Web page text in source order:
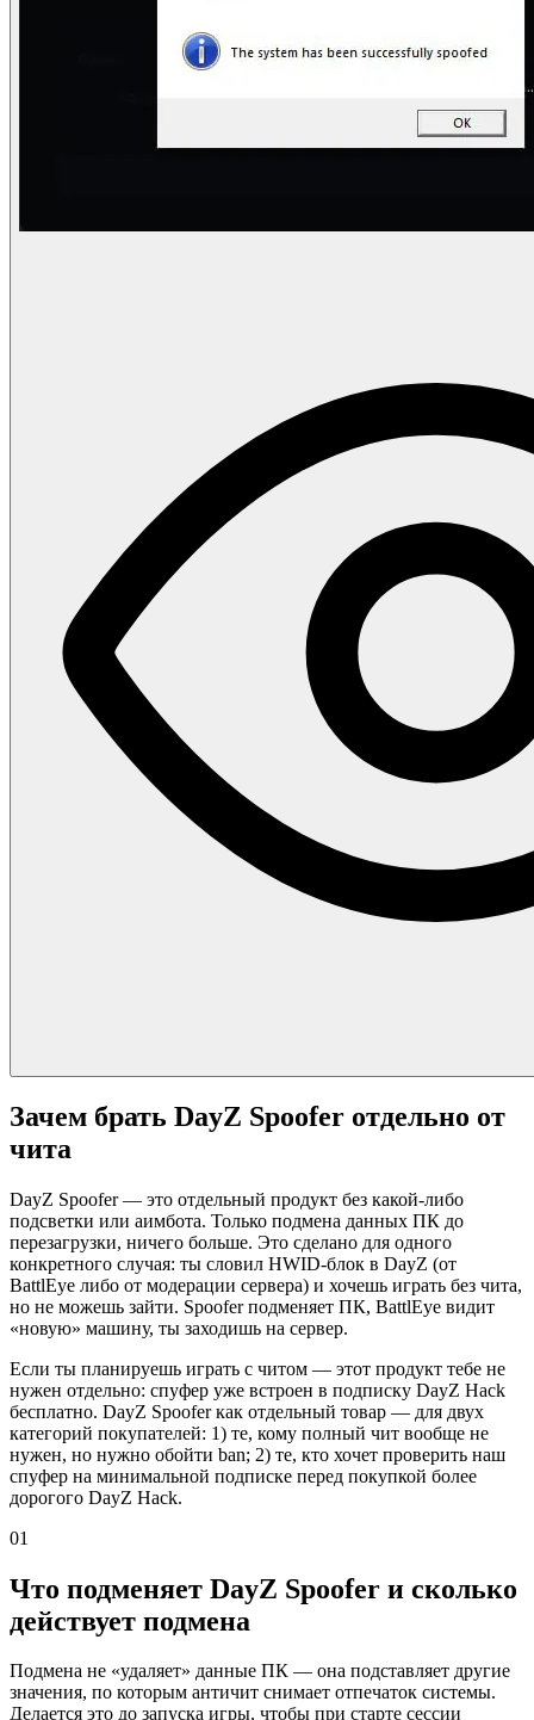
Зачем брать DayZ Spoofer отдельно от
чита
DayZ Spoofer — это отдельный продукт без какой-либо
подсветки или аимбота. Только подмена данных ПК до
перезагрузки, ничего больше. Это сделано для одного
конкретного случая: ты словил HWID-блок в DayZ (от
BattlEye либо от модерации сервера) и хочешь играть без чита,
но не можешь зайти. Spoofer подменяет ПК, BattlEye видит
«новую» машину, ты заходишь на сервер.
Если ты планируешь играть с читом — этот продукт тебе не
нужен отдельно: спуфер уже встроен в подписку DayZ Hack
бесплатно. DayZ Spoofer как отдельный товар — для двух
категорий покупателей: 1) те, кому полный чит вообще не
нужен, но нужно обойти ban; 2) те, кто хочет проверить наш
спуфер на минимальной подписке перед покупкой более
дорогого DayZ Hack.
01
Что подменяет DayZ Spoofer и сколько
действует подмена
Подмена не «удаляет» данные ПК — она подставляет другие
значения, по которым античит снимает отпечаток системы.
Делается это до запуска игры, чтобы при старте сессии